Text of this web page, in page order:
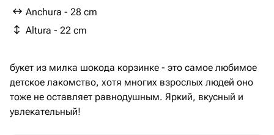
милк шоколад - 3 ud.
Anchura - 28 cm
Altura - 22 cm
букет из милка шокода корзинке - это самое любимое
детское лакомство, хотя многих взрослых людей оно
тоже не оставляет равнодушным. Яркий, вкусный и
увлекательный!